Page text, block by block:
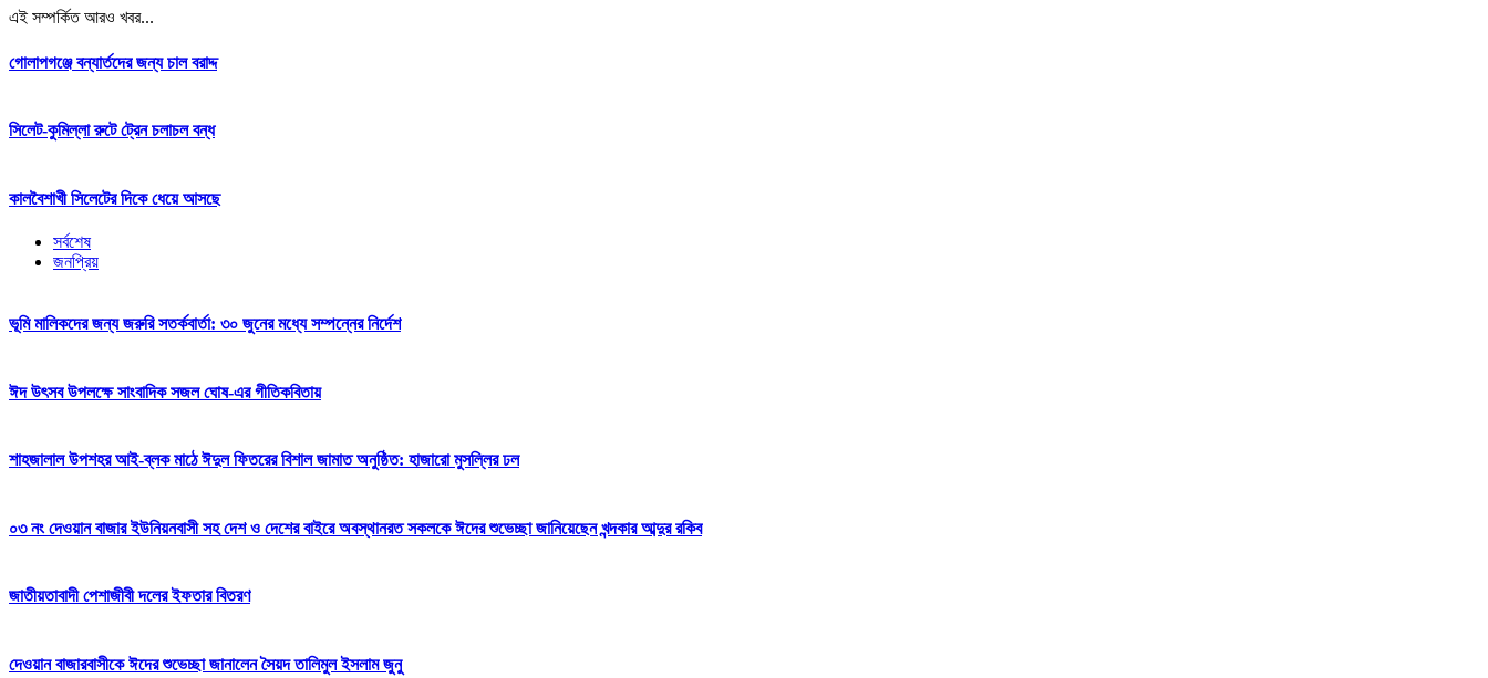
এই সম্পর্কিত আরও খবর...
গোলাপগঞ্জে বন্যার্তদের জন্য চাল বরাদ্দ
সিলেট-কুমিল্লা রুটে ট্রেন চলাচল বন্ধ
কালবৈশাখী সিলেটের দিকে ধেয়ে আসছে
সর্বশেষ
জনপ্রিয়
ভূমি মালিকদের জন্য জরুরি সতর্কবার্তা: ৩০ জুনের মধ্যে সম্পন্নের নির্দেশ
ঈদ উৎসব উপলক্ষে সাংবাদিক সজল ঘোষ-এর গীতিকবিতায়
শাহজালাল উপশহর আই-ব্লক মাঠে ঈদুল ফিতরের বিশাল জামাত অনুষ্ঠিত: হাজারো মুসল্লির ঢল
০৩ নং দেওয়ান বাজার ইউনিয়নবাসী সহ দেশ ও দেশের বাইরে অবস্থানরত সকলকে ঈদের শুভেচ্ছা জানিয়েছেন খন্দকার আব্দুর রকিব
জাতীয়তাবাদী পেশাজীবী দলের ইফতার বিতরণ
দেওয়ান বাজারবাসীকে ঈদের শুভেচ্ছা জানালেন সৈয়দ তালিমুল ইসলাম জুনু